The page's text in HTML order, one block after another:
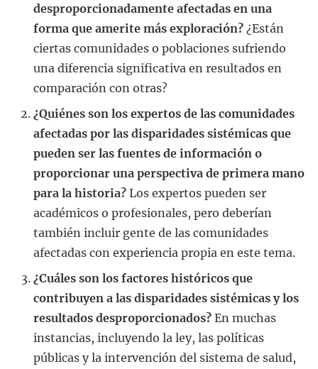
desproporcionadamente afectadas en una
forma que amerite más exploración? ¿Están
ciertas comunidades o poblaciones sufriendo
una diferencia significativa en resultados en
comparación con otras?
¿Quiénes son los expertos de las comunidades
afectadas por las disparidades sistémicas que
pueden ser las fuentes de información o
proporcionar una perspectiva de primera mano
para la historia? Los expertos pueden ser
académicos o profesionales, pero deberían
también incluir gente de las comunidades
afectadas con experiencia propia en este tema.
¿Cuáles son los factores históricos que
contribuyen a las disparidades sistémicas y los
resultados desproporcionados? En muchas
instancias, incluyendo la ley, las políticas
públicas y la intervención del sistema de salud,